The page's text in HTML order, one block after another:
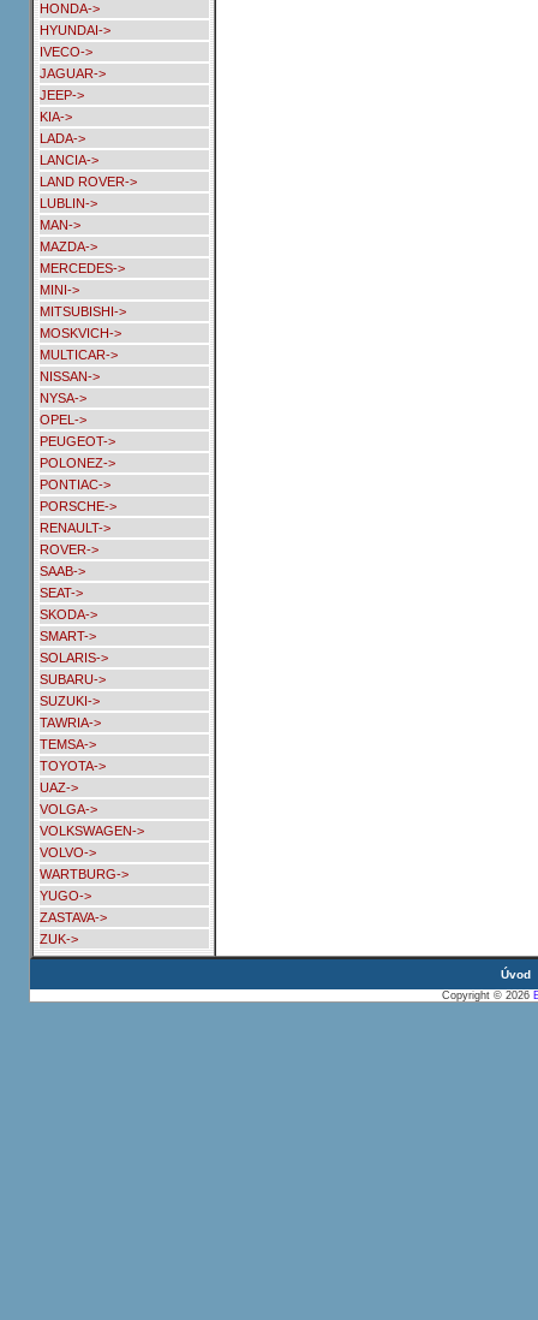
HONDA->
HYUNDAI->
IVECO->
JAGUAR->
JEEP->
KIA->
LADA->
LANCIA->
LAND ROVER->
LUBLIN->
MAN->
MAZDA->
MERCEDES->
MINI->
MITSUBISHI->
MOSKVICH->
MULTICAR->
NISSAN->
NYSA->
OPEL->
PEUGEOT->
POLONEZ->
PONTIAC->
PORSCHE->
RENAULT->
ROVER->
SAAB->
SEAT->
SKODA->
SMART->
SOLARIS->
SUBARU->
SUZUKI->
TAWRIA->
TEMSA->
TOYOTA->
UAZ->
VOLGA->
VOLKSWAGEN->
VOLVO->
WARTBURG->
YUGO->
ZASTAVA->
ZUK->
Úvod
Copyright © 2026